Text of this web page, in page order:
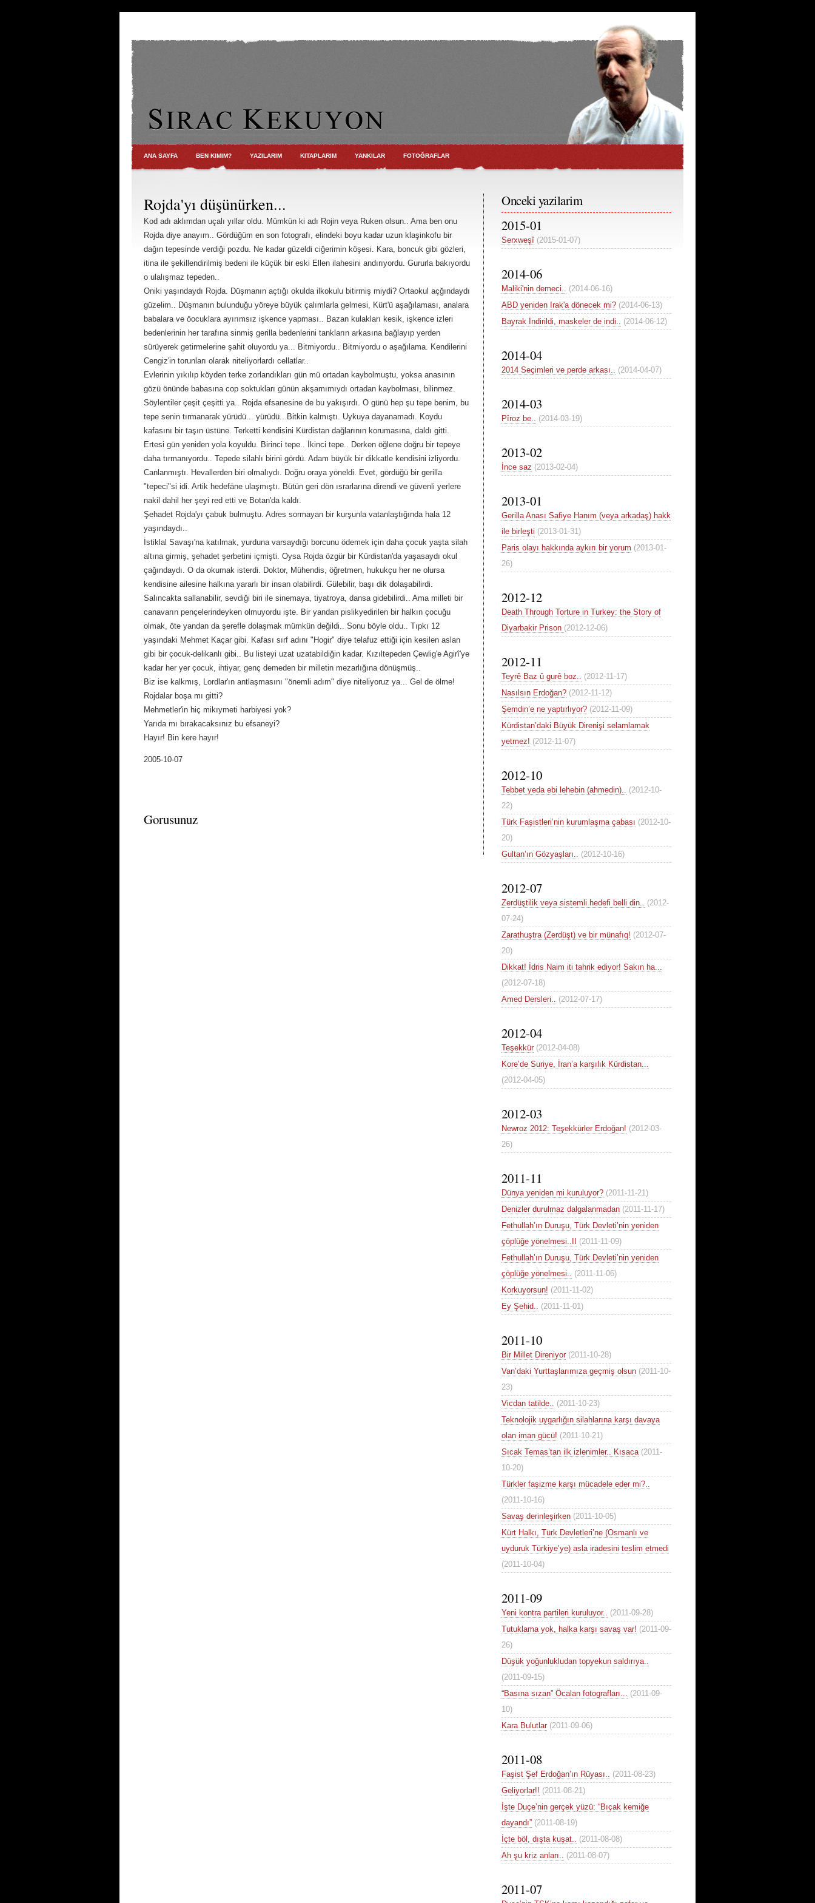
ANA SAYFA BEN KIMIM? YAZILARIM KITAPLARIM YANKILAR FOTOĞRAFLAR
Rojda'yı düşünürken...
Kod adı aklımdan uçalı yıllar oldu. Mümkün ki adı Rojin veya Ruken olsun.. Ama ben onu
Rojda diye anayım.. Gördüğüm en son fotografı, elindeki boyu kadar uzun klaşinkofu bir
dağın tepesinde verdiği pozdu. Ne kadar güzeldi ciğerimin köşesi. Kara, boncuk gibi gözleri,
itina ile şekillendirilmiş bedeni ile küçük bir eski Ellen ilahesini andırıyordu. Gururla bakıyordu
o ulalışmaz tepeden..
Oniki yaşındaydı Rojda. Düşmanın açtığı okulda ilkokulu bitirmiş miydi? Ortaokul açğındaydı
güzelim.. Düşmanın bulunduğu yöreye büyük çalımlarla gelmesi, Kürt'ü aşağılaması, analara
babalara ve öocuklara ayırımsız işkence yapması.. Bazan kulakları kesik, işkence izleri
bedenlerinin her tarafına sinmiş gerilla bedenlerini tankların arkasına bağlayıp yerden
sürüyerek getirmelerine şahit oluyordu ya... Bitmiyordu.. Bitmiyordu o aşağılama. Kendilerini
Cengiz'in torunları olarak niteliyorlardı cellatlar..
Evlerinin yıkılıp köyden terke zorlandıkları gün mü ortadan kaybolmuştu, yoksa anasının
gözü önünde babasına cop soktukları günün akşamımıydı ortadan kaybolması, bilinmez.
Söylentiler çeşit çeşitti ya.. Rojda efsanesine de bu yakışırdı. O günü hep şu tepe benim, bu
tepe senin tırmanarak yürüdü... yürüdü.. Bitkin kalmıştı. Uykuya dayanamadı. Koydu
kafasını bir taşın üstüne. Terketti kendisini Kürdistan dağlarının korumasına, daldı gitti.
Ertesi gün yeniden yola koyuldu. Birinci tepe.. İkinci tepe.. Derken öğlene doğru bir tepeye
daha tırmanıyordu.. Tepede silahlı birini gördü. Adam büyük bir dikkatle kendisini izliyordu.
Canlanmıştı. Hevallerden biri olmalıydı. Doğru oraya yöneldi. Evet, gördüğü bir gerilla
"tepeci"si idi. Artik hedefäne ulaşmıştı. Bütün geri dön ısrarlarına direndi ve güvenli yerlere
nakil dahil her şeyi red etti ve Botan'da kaldı.
Şehadet Rojda'yı çabuk bulmuştu. Adres sormayan bir kurşunla vatanlaştığında hala 12
yaşındaydı..
İstiklal Savaşı'na katılmak, yurduna varsaydığı borcunu ödemek için daha çocuk yaşta silah
altına girmiş, şehadet şerbetini içmişti. Oysa Rojda özgür bir Kürdistan'da yaşasaydı okul
çağındaydı. O da okumak isterdi. Doktor, Mühendis, öğretmen, hukukçu her ne olursa
kendisine ailesine halkına yararlı bir insan olabilirdi. Gülebilir, başı dik dolaşabilirdi.
Salıncakta sallanabilir, sevdiği biri ile sinemaya, tiyatroya, dansa gidebilirdi.. Ama milleti bir
canavarın pençelerindeyken olmuyordu işte. Bir yandan pislikyedirilen bir halkın çocuğu
olmak, öte yandan da şerefle dolaşmak mümkün değildi.. Sonu böyle oldu.. Tıpkı 12
yaşındaki Mehmet Kaçar gibi. Kafası sırf adını "Hogir" diye telafuz ettiği için kesilen aslan
gibi bir çocuk-delikanlı gibi.. Bu listeyi uzat uzatabildiğin kadar. Kızıltepeden Çewlig'e Agirî'ye
kadar her yer çocuk, ihtiyar, genç demeden bir milletin mezarlığına dönüşmüş..
Biz ise kalkmış, Lordlar'ın antlaşmasını "önemli adım" diye niteliyoruz ya... Gel de ölme!
Rojdalar boşa mı gitti?
Mehmetler'in hiç mikıymeti harbiyesi yok?
Yarıda mı bırakacaksınız bu efsaneyi?
Hayır! Bin kere hayır!
2005-10-07
Gorusunuz
Onceki yazilarim
2015-01
Serxweşî (2015-01-07)
2014-06
Maliki'nin demeci..
(2014-06-16)
ABD yeniden Irak'a dönecek mi? (2014-06-13)
Bayrak İndirildi, maskeler de indi..
(2014-06-12)
2014-04
2014 Seçimleri ve perde arkası.. (2014-04-07)
2014-03
Pîroz be.. (2014-03-19)
2013-02
İnce saz (2013-02-04)
2013-01
Gerilla Anası Safiye Hanım (veya arkadaş) hakk
ile birleşti (2013-01-31)
Paris olayı hakkında aykırı bir yorum (2013-01-
26)
2012-12
Death Through Torture in Turkey: the Story of
Diyarbakir Prison (2012-12-06)
2012-11
Teyrê Baz û gurê boz..
(2012-11-17)
Nasılsın Erdoğan? (2012-11-12)
Şemdin’e ne yaptırlıyor? (2012-11-09)
Kürdistan’daki Büyük Direnişi selamlamak
yetmez! (2012-11-07)
2012-10
Tebbet yeda ebi lehebin (ahmedin)..
(2012-10-
22)
Türk Faşistleri’nin kurumlaşma çabası (2012-10-
20)
Gultan’ın Gözyaşları..
(2012-10-16)
2012-07
Zerdüştilik veya sistemli hedefi belli din..
(2012-
07-24)
Zarathuştra (Zerdüşt) ve bir münafıq! (2012-07-
20)
Dikkat! İdris Naim iti tahrik ediyor! Sakın ha...
(2012-07-18)
Amed Dersleri..
(2012-07-17)
2012-04
Teşekkür (2012-04-08)
Kore’de Suriye, İran’a karşılık Kürdistan...
(2012-04-05)
2012-03
Newroz 2012: Teşekkürler Erdoğan! (2012-03-
26)
2011-11
Dünya yeniden mi kuruluyor? (2011-11-21)
Denizler durulmaz dalgalanmadan (2011-11-17)
Fethullah’ın Duruşu, Türk Devleti’nin yeniden
çöplüğe yönelmesi..II (2011-11-09)
Fethullah’ın Duruşu, Türk Devleti’nin yeniden
çöplüğe yönelmesi..
(2011-11-06)
Korkuyorsun! (2011-11-02)
Ey Şehid..
(2011-11-01)
2011-10
Bir Millet Direniyor (2011-10-28)
Van’daki Yurttaşlarımıza geçmiş olsun (2011-10-
23)
Vicdan tatilde..
(2011-10-23)
Teknolojik uygarlığın silahlarına karşı davaya
olan iman gücü! (2011-10-21)
Sıcak Temas’tan ilk izlenimler.. Kısaca (2011-
10-20)
Türkler faşizme karşı mücadele eder mi?..
(2011-10-16)
Savaş derinleşirken (2011-10-05)
Kürt Halkı, Türk Devletleri’ne (Osmanlı ve
uyduruk Türkiye’ye) asla iradesini teslim etmedi
(2011-10-04)
2011-09
Yeni kontra partileri kuruluyor..
(2011-09-28)
Tutuklama yok, halka karşı savaş var! (2011-09-
26)
Düşük yoğunlukludan topyekun saldırıya..
(2011-09-15)
“Basına sızan” Öcalan fotografları...
(2011-09-
10)
Kara Bulutlar (2011-09-06)
2011-08
Faşist Şef Erdoğan’ın Rüyası..
(2011-08-23)
Geliyorlar!! (2011-08-21)
İşte Duçe’nin gerçek yüzü: “Bıçak kemiğe
dayandı” (2011-08-19)
İçte böl, dışta kuşat..
(2011-08-08)
Ah şu kriz anları..
(2011-08-07)
2011-07